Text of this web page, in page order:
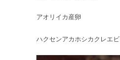
アオリイカ産卵
ハクセンアカホシカクレエビ